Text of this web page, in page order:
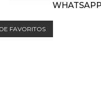
WHATSAPP
FAVORITOS